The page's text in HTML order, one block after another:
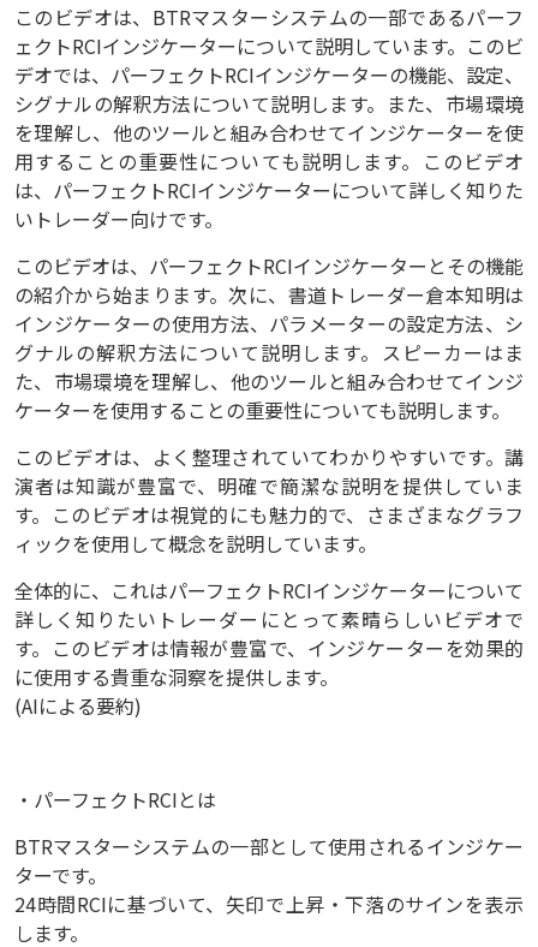
このビデオは、BTRマスターシステムの一部であるパーフ
ェクトRCIインジケーターについて説明しています。このビ
デオでは、パーフェクトRCIインジケーターの機能、設定、
シグナルの解釈方法について説明します。また、市場環境
を理解し、他のツールと組み合わせてインジケーターを使
用することの重要性についても説明します。このビデオ
は、パーフェクトRCIインジケーターについて詳しく知りた
いトレーダー向けです。
このビデオは、パーフェクトRCIインジケーターとその機能
の紹介から始まります。次に、書道トレーダー倉本知明は
インジケーターの使用方法、パラメーターの設定方法、シ
グナルの解釈方法について説明します。スピーカーはま
た、市場環境を理解し、他のツールと組み合わせてインジ
ケーターを使用することの重要性についても説明します。
このビデオは、よく整理されていてわかりやすいです。講
演者は知識が豊富で、明確で簡潔な説明を提供していま
す。このビデオは視覚的にも魅力的で、さまざまなグラフ
ィックを使用して概念を説明しています。
全体的に、これはパーフェクトRCIインジケーターについて
詳しく知りたいトレーダーにとって素晴らしいビデオで
す。このビデオは情報が豊富で、インジケーターを効果的
に使用する貴重な洞察を提供します。
(AIによる要約)
・パーフェクトRCIとは
BTRマスターシステムの一部として使用されるインジケー
ターです。
24時間RCIに基づいて、矢印で上昇・下落のサインを表示
します。